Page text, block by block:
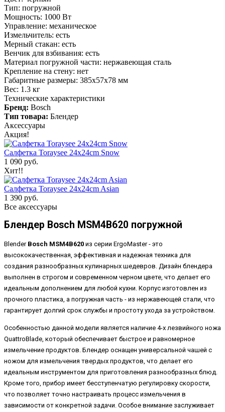
Тип: погружной
Мощность: 1000 Вт
Управление: механическое
Измельчитель: есть
Мерный стакан: есть
Венчик для взбивания: есть
Материал погружной части: нержавеющая сталь
Крепление на стену: нет
Габаритные размеры: 385х57х78 мм
Вес: 1.3 кг
Технические характеристики
Бренд: Bosch
Тип товара: Блендер
Аксессуары
Акция!
Салфетка Toraysee 24x24cm Snow
1 090 руб.
Хит!!
Салфетка Toraysee 24x24cm Asian
1 390 руб.
Все аксессуары
Блендер Bosch MSM4B620 погружной
BlenderBosch MSM4B620 из серии ErgoMaster - это
высококачественная, эффективная и надежная техника для
создания разнообразных кулинарных шедевров. Дизайн блендера
выполнен в строгом и современном черном цвете, что делает его
идеальным дополнением для любой кухни. Корпус изготовлен из
прочного пластика, а погружная часть - из нержавеющей стали, что
гарантирует долгий срок службы и простоту ухода за устройством.
Особенностью данной модели является наличие 4-х лезвийного ножа
QuattroBlade, который обеспечивает быстрое и равномерное
измельчение продуктов. Блендер оснащен универсальной чашей с
ножом для измельчения твердых продуктов, что делает его
идеальным инструментом для приготовления разнообразных блюд.
Кроме того, прибор имеет бесступенчатую регулировку скорости,
что позволяет точно настраивать процесс измельчения в
зависимости от конкретной задачи. Особое внимание заслуживает